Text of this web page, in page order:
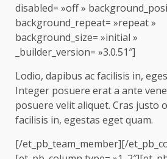
disabled= »off »
background_repeat= »repeat »
background_size= »initial »
_builder_version= »3.0.51″]
Lodio, dapibus ac facilisis in,
Integer posuere erat a ante
posuere velit aliquet. Cras justo
facilisis in, egestas eget quam.
[/et_pb_team_member][/